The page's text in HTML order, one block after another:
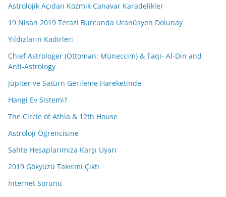
Astrolojik Açıdan Kozmik Canavar Karadelikler
19 Nisan 2019 Terazi Burcunda Uranüsyen Dolunay
Yıldızların Kadirleri
Chief Astrologer (Ottoman: Müneccim) & Taqi- Al-Din and
Anti-Astrology
Jüpiter ve Satürn Gerileme Hareketinde
Hangi Ev Sistemi?
The Circle of Athla & 12th House
Astroloji Öğrencisine
Sahte Hesaplarımıza Karşı Uyarı
2019 Gökyüzü Takvimi Çıktı
İnternet Sorunu